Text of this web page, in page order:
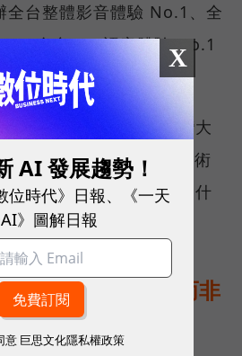
全台整體影音體驗 No.1、全
、全台 5G 語音體驗 No.1
No.1 多項榮譽。
是網路順暢，更代表台灣大
局、基地台建設與 5G 技術
也讓外界重新思考：究竟什
？
的是長期穩定、而非
X
AI 發展趨勢！
位時代》日報、《一天
》圖解日報
意 巨思文化隱私權政策